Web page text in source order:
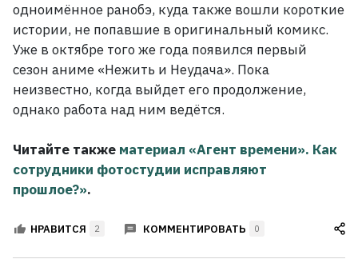
одноимённое ранобэ, куда также вошли короткие
истории, не попавшие в оригинальный комикс.
Уже в октябре того же года появился первый
сезон аниме «Нежить и Неудача». Пока
неизвестно, когда выйдет его продолжение,
однако работа над ним ведётся.
Читайте также материал «Агент времени». Как
сотрудники фотостудии исправляют
прошлое?».
НРАВИТСЯ 2 КОММЕНТИРОВАТЬ 0